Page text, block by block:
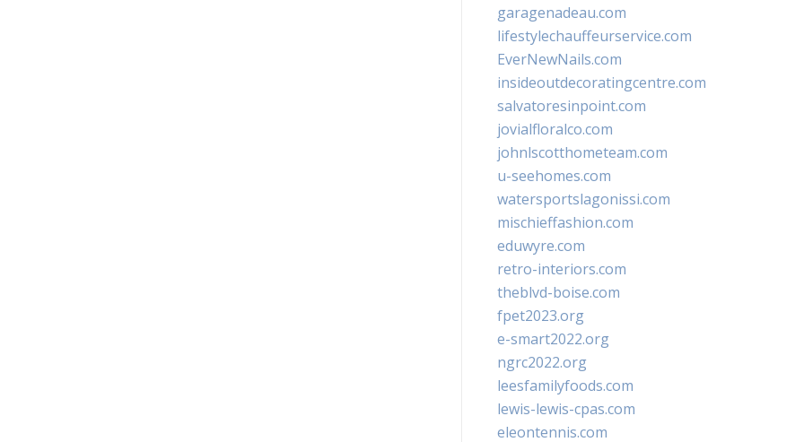
garagenadeau.com
lifestylechauffeurservice.com
EverNewNails.com
insideoutdecoratingcentre.com
salvatoresinpoint.com
jovialfloralco.com
johnlscotthometeam.com
u-seehomes.com
watersportslagonissi.com
mischieffashion.com
eduwyre.com
retro-interiors.com
theblvd-boise.com
fpet2023.org
e-smart2022.org
ngrc2022.org
leesfamilyfoods.com
lewis-lewis-cpas.com
eleontennis.com